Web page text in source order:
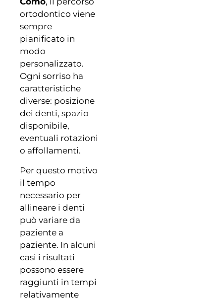
ortodontico viene
sempre
pianificato in
modo
personalizzato.
Ogni sorriso ha
caratteristiche
diverse: posizione
dei denti, spazio
disponibile,
eventuali rotazioni
o affollamenti.
Per questo motivo
il tempo
necessario per
allineare i denti
può variare da
paziente a
paziente. In alcuni
casi i risultati
possono essere
raggiunti in tempi
relativamente